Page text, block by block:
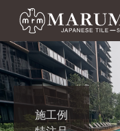
施工例